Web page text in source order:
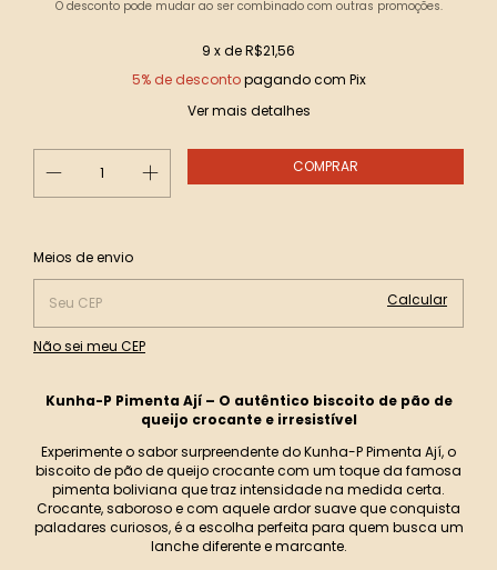
O desconto pode mudar ao ser combinado com outras promoções.
9 x deR$21,56
5% de descontopagando com Pix
Ver mais detalhes
Entregas para o CEP:
Meios de envio
Calcular
Não sei meu CEP
Kunha-P Pimenta Ají – O autêntico biscoito de pão de
queijo crocante e irresistível
Experimente o sabor surpreendente do Kunha-P Pimenta Ají, o
biscoito de pão de queijo crocante com um toque da famosa
pimenta boliviana que traz intensidade na medida certa.
Crocante, saboroso e com aquele ardor suave que conquista
paladares curiosos, é a escolha perfeita para quem busca um
lanche diferente e marcante.